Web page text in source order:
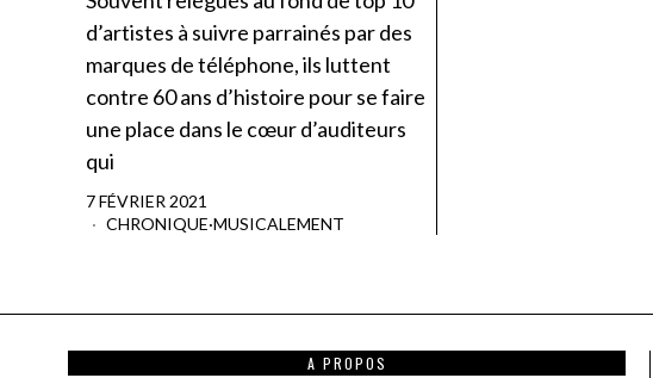
d’artistes à suivre parrainés par des
marques de téléphone, ils luttent
contre 60 ans d’histoire pour se faire
une place dans le cœur d’auditeurs
qui
7 FÉVRIER 2021
CHRONIQUE·MUSICALEMENT
A PROPOS